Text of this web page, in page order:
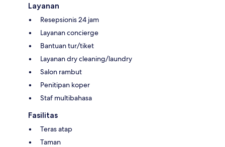
Layanan
Resepsionis 24 jam
Layanan concierge
Bantuan tur/tiket
Layanan dry cleaning/laundry
Salon rambut
Penitipan koper
Staf multibahasa
Fasilitas
Teras atap
Taman